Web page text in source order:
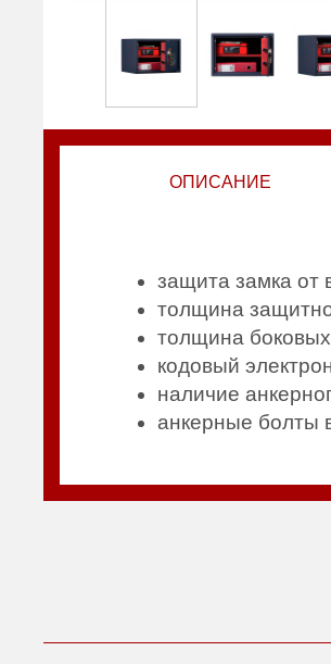
ОПИСАНИЕ
защита замка от
толщина
толщина
кодовый
наличие
анкерные болты